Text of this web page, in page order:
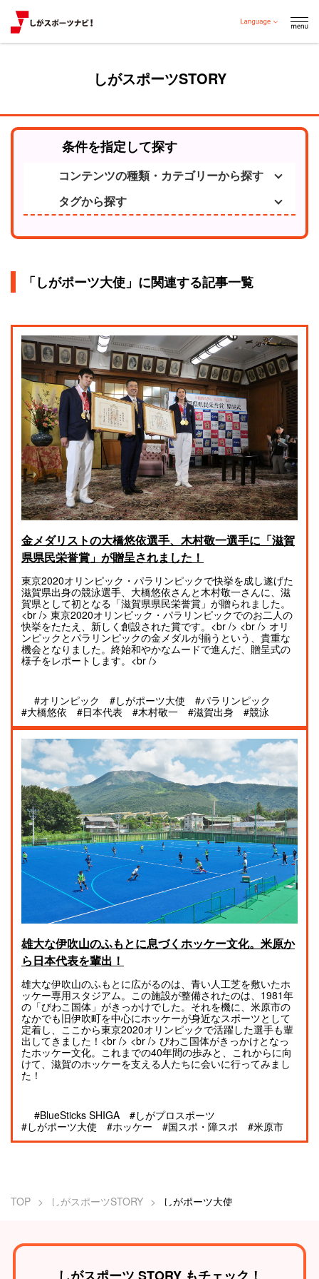
しがスポーツSTORY
TOP しがスポーツSTORY しがポーツ大使
条件を指定して探す
コンテンツの種類・カテゴリーから探す
タグから探す
「しがポーツ大使」に関連する記事一覧
金メダリストの大橋悠依選手、木村敬一選手に「滋賀
県県民栄誉賞」が贈呈されました！
東京2020オリンピック・パラリンピックで快挙を成し遂げた
滋賀県出身の競泳選手、大橋悠依さんと木村敬一さんに、滋
賀県として初となる「滋賀県県民栄誉賞」が贈られました。
<br /> 東京2020オリンピック・パラリンピックでのお二人の
快挙をたたえ、新しく創設された賞です。<br /> <br /> オリ
ンピックとパラリンピックの金メダルが揃うという、貴重な
機会となりました。終始和やかなムードで進んだ、贈呈式の
様子をレポートします。<br />
#オリンピック #しがポーツ大使
#パラリンピック
#大橋悠依
#日本代表 #木村敬一 #滋賀出身 #競泳
雄大な伊吹山のふもとに息づくホッケー文化。米原か
ら日本代表を輩出！
雄大な伊吹山のふもとに広がるのは、青い人工芝を敷いたホ
ッケー専用スタジアム。この施設が整備されたのは、1981年
の「びわこ国体」がきっかけでした。それを機に、米原市の
なかでも旧伊吹町を中心にホッケーが身近なスポーツとして
定着し、ここから東京2020オリンピックで活躍した選手も輩
出してきました！<br /> <br /> びわこ国体がきっかけとなっ
たホッケー文化。これまでの40年間の歩みと、これからに向
けて、滋賀のホッケーを支える人たちに会いに行ってみまし
た！
#BlueSticks SHIGA
#しがプロスポーツ
#しがポーツ大使
#ホッケー #国スポ・障スポ #米原市
しがスポーツ STORY もチェック！